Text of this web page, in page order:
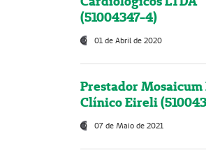
(51004347-4)
01 de Abril de 2020
Prestador Mosaicum
Clínico Eireli
07 de Maio de 2021